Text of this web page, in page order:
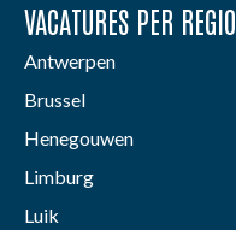
VACATURES PER REGIO
Antwerpen
Brussel
Henegouwen
Limburg
Luik